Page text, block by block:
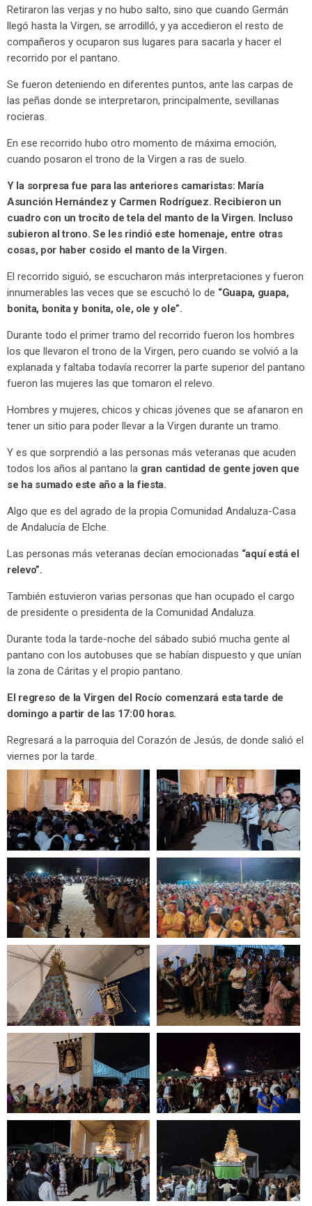
Retiraron las verjas y no hubo salto, sino que cuando Germán
llegó hasta la Virgen, se arrodilló, y ya accedieron el resto de
compañeros y ocuparon sus lugares para sacarla y hacer el
recorrido por el pantano.
Se fueron deteniendo en diferentes puntos, ante las carpas de
las peñas donde se interpretaron, principalmente, sevillanas
rocieras.
En ese recorrido hubo otro momento de máxima emoción,
cuando posaron el trono de la Virgen a ras de suelo.
Y la sorpresa fue para las anteriores camaristas: María
Asunción Hernández y Carmen Rodríguez. Recibieron un
cuadro con un trocito de tela del manto de la Virgen. Incluso
subieron al trono. Se les rindió este homenaje, entre otras
cosas, por haber cosido el manto de la Virgen.
El recorrido siguió, se escucharon más interpretaciones y fueron
innumerables las veces que se escuchó lo de “Guapa, guapa,
bonita, bonita y bonita, ole, ole y ole”.
Durante todo el primer tramo del recorrido fueron los hombres
los que llevaron el trono de la Virgen, pero cuando se volvió a la
explanada y faltaba todavía recorrer la parte superior del pantano
fueron las mujeres las que tomaron el relevo.
Hombres y mujeres, chicos y chicas jóvenes que se afanaron en
tener un sitio para poder llevar a la Virgen durante un tramo.
Y es que sorprendió a las personas más veteranas que acuden
todos los años al pantano la gran cantidad de gente joven que
se ha sumado este año a la fiesta.
Algo que es del agrado de la propia Comunidad Andaluza-Casa
de Andalucía de Elche.
Las personas más veteranas decían emocionadas “aquí está el
relevo”.
También estuvieron varias personas que han ocupado el cargo
de presidente o presidenta de la Comunidad Andaluza.
Durante toda la tarde-noche del sábado subió mucha gente al
pantano con los autobuses que se habían dispuesto y que unían
la zona de Cáritas y el propio pantano.
El regreso de la Virgen del Rocío comenzará esta tarde de
domingo a partir de las 17:00 horas.
Regresará a la parroquia del Corazón de Jesús, de donde salió el
viernes por la tarde.